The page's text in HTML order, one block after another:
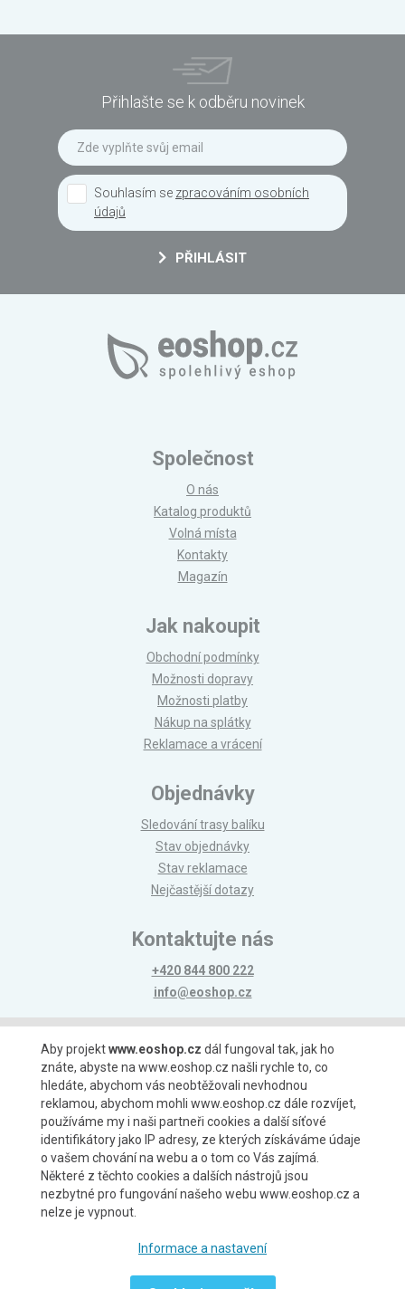
Přihlašte se k odběru novinek
Souhlasím se zpracováním osobních
údajů
PŘIHLÁSIT
Společnost
O nás
Katalog produktů
Volná místa
Kontakty
Magazín
Jak nakoupit
Obchodní podmínky
Možnosti dopravy
Možnosti platby
Nákup na splátky
Reklamace a vrácení
Objednávky
Sledování trasy balíku
Stav objednávky
Stav reklamace
Nejčastější dotazy
Kontaktujte nás
+420 844 800 222
info@eoshop.cz
Možnosti platby
Možnosti dopravy
Aby projektwww.eoshop.cz dál fungoval tak, jak ho
znáte, abyste na www.eoshop.cz našli rychle to, co
hledáte, abychom vás neobtěžovali nevhodnou
reklamou, abychom mohli www.eoshop.cz dále rozvíjet,
používáme my i naši partneři cookies a další síťové
identifikátory jako IP adresy, ze kterých získáváme údaje
o vašem chování na webu a o tom co Vás zajímá.
Některé z těchto cookies a dalších nástrojů jsou
nezbytné pro fungování našeho webu www.eoshop.cz a
nelze je vypnout.
Informace a nastavení